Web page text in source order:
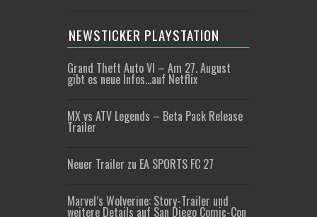
NEWSTICKER PLAYSTATION
Grand Theft Auto VI – Am 27. August
gibt es neue Infos…auf Netflix
MX vs ATV Legends – Beta Pack Release
Trailer
Neuer Trailer zu EA SPORTS FC 27
Marvel’s Wolverine: Story-Trailer und
weitere Details auf San Diego Comic-Con